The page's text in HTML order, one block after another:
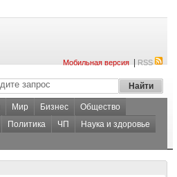
Мобильная версия|RSS
Мир Бизнес
Общество
Политика ЧП
Наука и здоровье